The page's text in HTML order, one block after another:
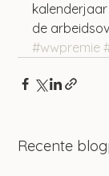
de
#wwpremie
Recente